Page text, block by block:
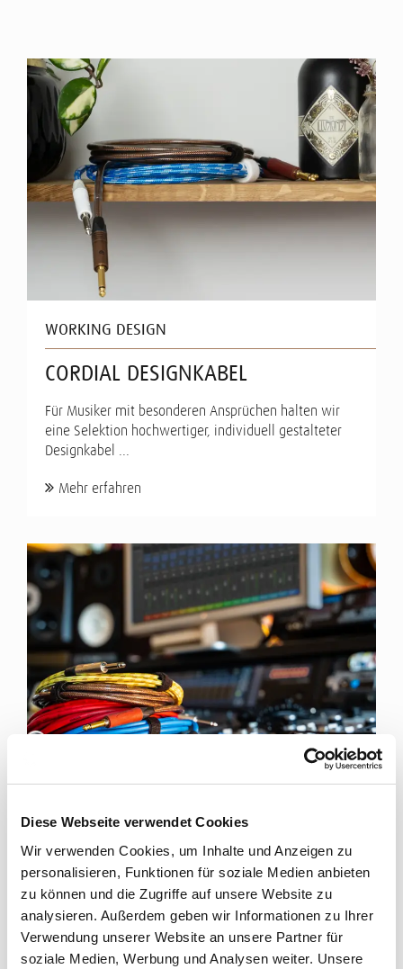
Diese Webseite verwendet Cookies
Wir verwenden Cookies, um Inhalte und Anzeigen zu
personalisieren, Funktionen für soziale Medien anbieten
zu können und die Zugriffe auf unsere Website zu
analysieren. Außerdem geben wir Informationen zu Ihrer
Verwendung unserer Website an unsere Partner für
soziale Medien, Werbung und Analysen weiter. Unsere
WORKING DESIGN
CORDIAL DESIGNKABEL
Für Musiker mit besonderen Ansprüchen halten wir
eine Selektion hochwertiger, individuell gestalteter
Designkabel ...
Mehr erfahren
FÜR JEDE RECORDING SESSION DIE RICHTIGEN
Cordial Kabel für Tonstudios
Hochklassiges Studio-Equipment braucht perfekte
Signalübertragung. Cordial bietet ein breites
Spektrum an ...